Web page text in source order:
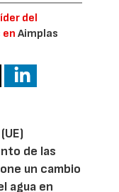
del
enAimplas
de las
un cambio
agua en